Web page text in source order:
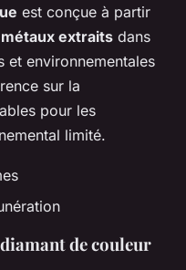
est conçue à partir
métaux extraits dans
et environnementales
sur la
pour les
limité.
de couleur